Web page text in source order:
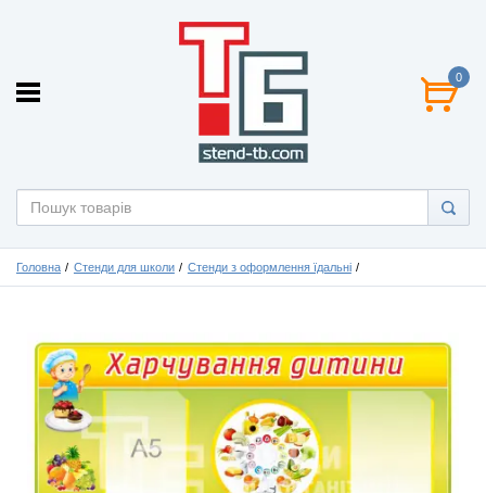
0
Головна Стенди для школи Стенди з оформлення їдальні